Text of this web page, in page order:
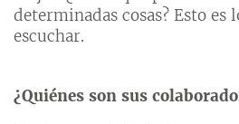
determinadas cosas? Esto es
escuchar.
¿Quiénes son sus